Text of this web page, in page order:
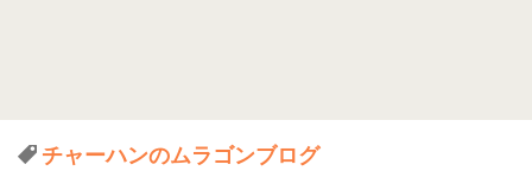
チャーハンのムラゴンブログ